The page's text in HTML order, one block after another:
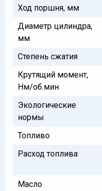
Ход поршня, мм
Диаметр цилиндра,
мм
Степень сжатия
Крутящий момент,
Нм/об.мин
Экологические
нормы
Топливо
Расход топлива
Масло